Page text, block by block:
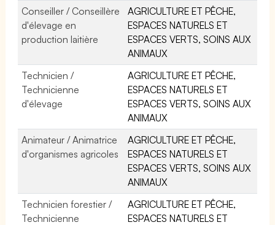
Conseiller / Conseillère
d'élevage en
production laitière
AGRICULTURE ET PÊCHE,
ESPACES NATURELS ET
ESPACES VERTS, SOINS AUX
ANIMAUX
Technicien /
Technicienne
d'élevage
AGRICULTURE ET PÊCHE,
ESPACES NATURELS ET
ESPACES VERTS, SOINS AUX
ANIMAUX
Animateur / Animatrice
d'organismes agricoles
AGRICULTURE ET PÊCHE,
ESPACES NATURELS ET
ESPACES VERTS, SOINS AUX
ANIMAUX
Technicien forestier /
Technicienne
AGRICULTURE ET PÊCHE,
ESPACES NATURELS ET